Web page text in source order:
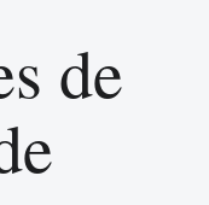
de